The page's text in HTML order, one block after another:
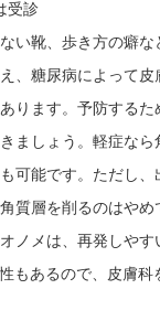
受診
い靴、歩き方の癖な
、糖尿病によって皮
ります。予防するた
ましょう。軽症なら
可能です。ただし
質層を削るのはや
ノメは、再発しやす
もあるので、皮膚科